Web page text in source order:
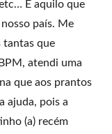
É aquilo que
país. Me
tantas que
atendi uma
que aos prantos
ajuda, pois a
(a) recém